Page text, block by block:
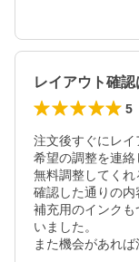
5
注文後すぐにレイ
希望の調整を連
無料調整してくれ
確認した通りの内
補充用のインク
いました。
また機会があれば